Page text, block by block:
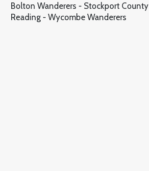
Bolton Wanderers - Stockport County
Reading - Wycombe Wanderers